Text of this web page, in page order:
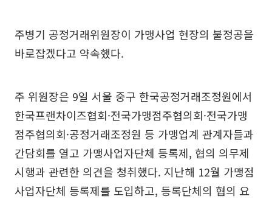
주병기 공정거래위원장이 가맹사업 현장의 불정공을
바로잡겠다고 약속했다.
주 위원장은 9일 서울 중구 한국공정거래조정원에서
한국프랜차이즈협회·전국가맹점주협의회·전국가맹
점주협의회·공정거래조정원 등 가맹업계 관계자들과
간담회를 열고 가맹사업자단체 등록제, 협의 의무제
시행과 관련한 의견을 청취했다. 지난해 12월 가맹점
사업자단체 등록제를 도입하고, 등록단체의 협의 요